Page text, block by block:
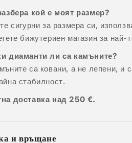
кой е моят размер?
сигурни за размера си,
бижутериен магазин за най-
диаманти ли са камъните?
са ковани, а не лепени, и
стабилност.
доставка над 250 €.
и връщане